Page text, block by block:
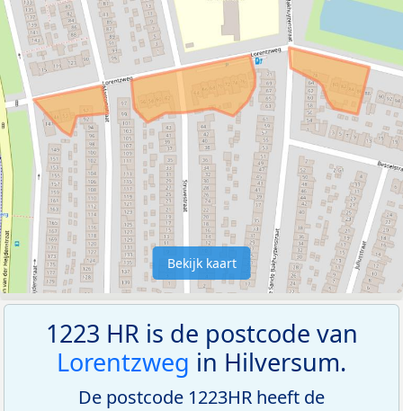
Bekijk kaart
1223 HR is de postcode van
Lorentzweg in Hilversum.
De postcode 1223HR heeft de